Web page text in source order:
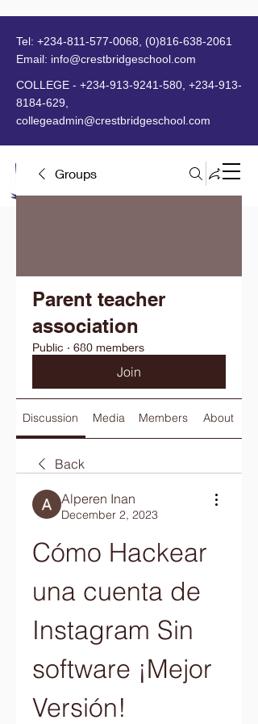
MENU
Tel: +234-811-577-0068
(0)816-638-2061
Email: info@crestbridgeschool.com
COLLEGE - +234-913-9241-580 +234-913-
8184-629
collegeadmin@crestbridgeschool.com
Groups
Parent teacher
association
Public · 680 members
Join
Discussion Media Members About
Back
Alperen Inan
December 2, 2023
Cómo Hackear
una cuenta de
Instagram Sin
software ¡Mejor
Versión!